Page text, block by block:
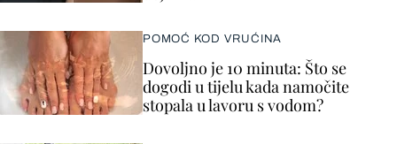
POMOĆ KOD VRUĆINA
Dovoljno je 10 minuta: Što se
dogodi u tijelu kada namočite
stopala u lavoru s vodom?